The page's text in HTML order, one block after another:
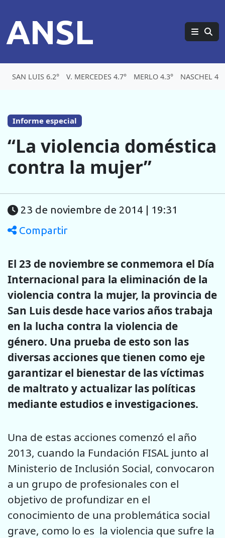
ANSL
SAN LUIS 6.2° V. MERCEDES 4.7° MERLO 4.3° NASCHEL
Informe especial
“La violencia doméstica
contra la mujer”
23 de noviembre de 2014 | 19:31
Compartir
El 23 de noviembre se conmemora el Día
Internacional para la eliminación de la
violencia contra la mujer, la provincia de
San Luis desde hace varios años trabaja
en la lucha contra la violencia de
género. Una prueba de esto son las
diversas acciones que tienen como eje
garantizar el bienestar de las víctimas
de maltrato y actualizar las políticas
mediante estudios e investigaciones.
Una de estas acciones comenzó el año
2013, cuando la Fundación FISAL junto al
Ministerio de Inclusión Social, convocaron
a un grupo de profesionales con el
objetivo de profundizar en el
conocimiento de una problemática social
grave, como lo es la violencia que sufre la